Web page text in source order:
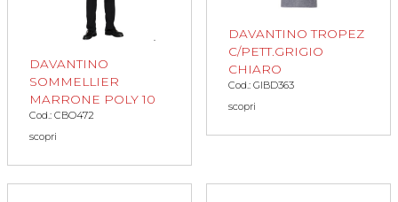
DAVANTINO
SOMMELLIER
MARRONE POLY 10
Cod.: CBO472
scopri
DAVANTINO TROPEZ
C/PETT.GRIGIO
CHIARO
Cod.: GIBD363
scopri